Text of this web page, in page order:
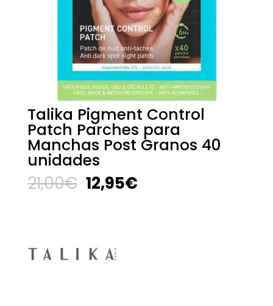
Talika Pigment Control
Patch Parches para
Manchas Post Granos 40
unidades
21,00€ El
precio
12,95€El